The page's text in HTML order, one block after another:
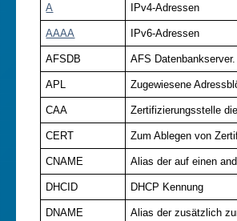
A IPv4-Adressen
AAAA IPv6-Adressen
AFSDB AFS Datenbankserver.
APL Zugewiesene
CAA Zertifizierungsstelle
CERT Zum Ablegen von
CNAME Alias der auf einen
DHCID DHCP Kennung
DNAME Alias der zusätzlich